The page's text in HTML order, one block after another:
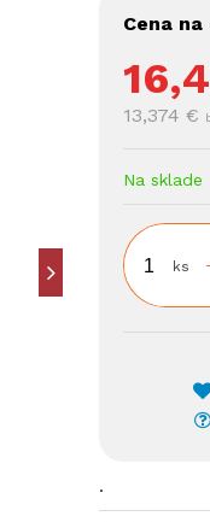
Cena
13,374 €
Na sklade
ks
.